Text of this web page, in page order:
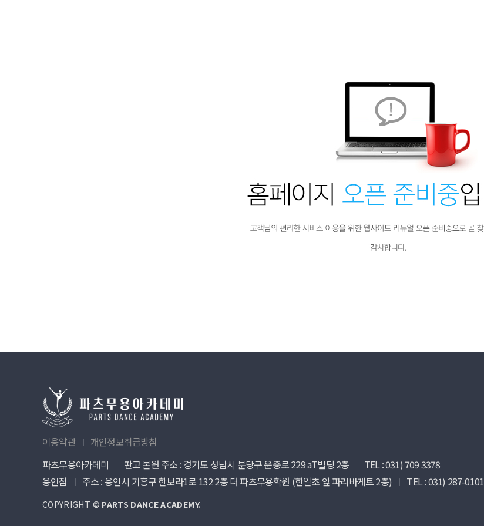
이용약관 ㅣ 개인정보취급방침
파츠무용아카데미
ㅣ 판교 본원 주소 : 경기도 성남시 분당구 운중로 229 aT빌딩 2층 ㅣ
TEL : 031) 709 3378
용인점
ㅣ 주소 : 용인시 기흥구 한보라1로 132 2층 더 파츠무용학원 (한일초 앞 파리바게트 2층) ㅣ TEL : 031) 287-0101
COPYRIGHT © PARTS DANCE ACADEMY.